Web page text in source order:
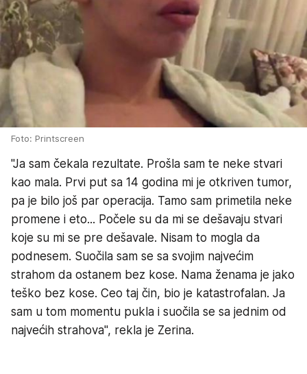
Foto: Printscreen
"Ja sam čekala rezultate. Prošla sam te neke stvari
kao mala. Prvi put sa 14 godina mi je otkriven tumor,
pa je bilo još par operacija. Tamo sam primetila neke
promene i eto... Počele su da mi se dešavaju stvari
koje su mi se pre dešavale. Nisam to mogla da
podnesem. Suočila sam se sa svojim najvećim
strahom da ostanem bez kose. Nama ženama je jako
teško bez kose. Ceo taj čin, bio je katastrofalan. Ja
sam u tom momentu pukla i suočila se sa jednim od
najvećih strahova", rekla je Zerina.